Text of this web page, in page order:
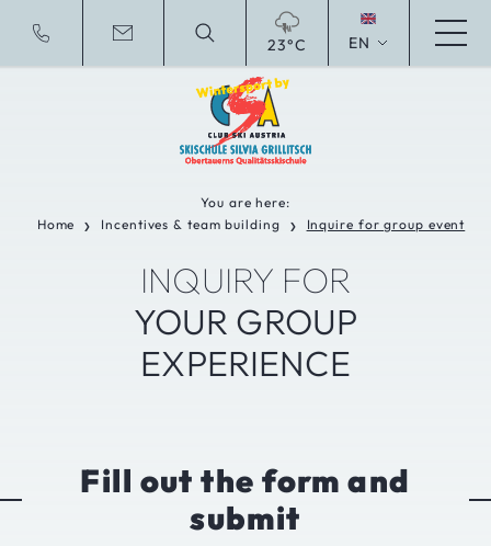
23°C EN
Deutsche Website
You are here:
Home
❯ Incentives & team building ❯ Inquire for group event
INQUIRY FOR
YOUR GROUP
EXPERIENCE
Fill out the form and
submit